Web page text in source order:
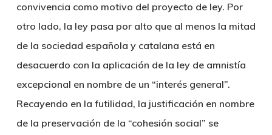
convivencia como motivo del proyecto de ley. Por
otro lado, la ley pasa por alto que al menos la mitad
de la sociedad española y catalana está en
desacuerdo con la aplicación de la ley de amnistía
excepcional en nombre de un “interés general”.
Recayendo en la futilidad, la justificación en nombre
de la preservación de la “cohesión social” se